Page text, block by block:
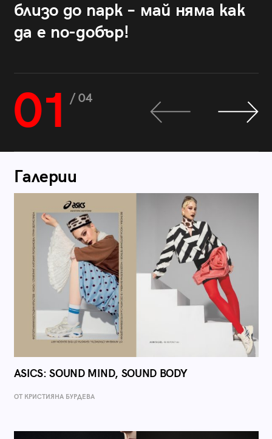
близо до парк – май няма как
да е по-добър!
01 / 04
Галерии
ASICS: SOUND MIND, SOUND BODY
ОТ КРИСТИЯНА БУРДЕВА